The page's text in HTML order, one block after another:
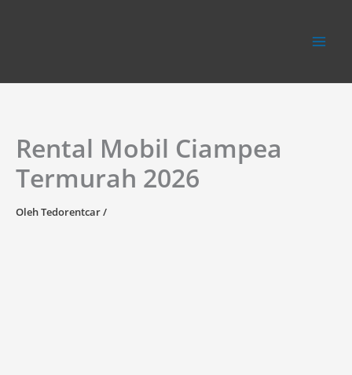
Rental Mobil Ciampea
Termurah 2026
OlehTedorentcar/